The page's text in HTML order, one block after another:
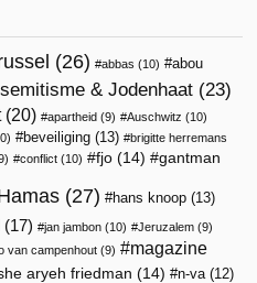
(26) abbas (10)
abou
& Jodenhaat (23)
(20) apartheid (9) Auschwitz (10)
beveiliging (13)
brigitte herremans
conflict (10) fjo (14) gantman
(27) hans knoop (13)
(17) jan jambon (10) Jeruzalem (9)
van campenhout (9)
magazine
aryeh friedman (14) n-va (12)